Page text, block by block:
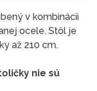
v kombinácii
ocele. Stôl je
až 210 cm.
nie sú